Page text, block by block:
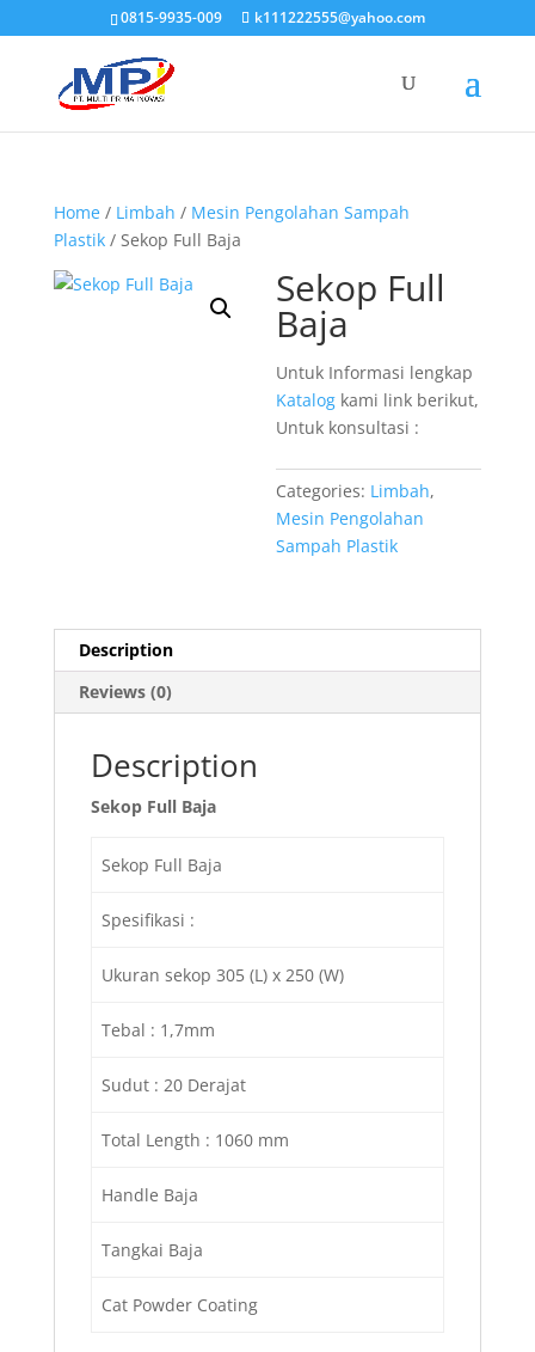
0815-9935-009 k111222555@yahoo.com
Home/ Limbah / Mesin Pengolahan Sampah
Plastik/ Sekop Full Baja
Sekop Full
Baja
Untuk Informasi lengkap
Katalog kami link berikut,
Untuk konsultasi :
Categories: Limbah,
Mesin Pengolahan
Sampah Plastik
Description
Reviews (0)
Description
Sekop Full Baja
Sekop Full Baja
Spesifikasi :
Ukuran sekop 305 (L) x 250 (W)
Tebal : 1,7mm
Sudut : 20 Derajat
Total Length : 1060 mm
Handle Baja
Tangkai Baja
Cat Powder Coating